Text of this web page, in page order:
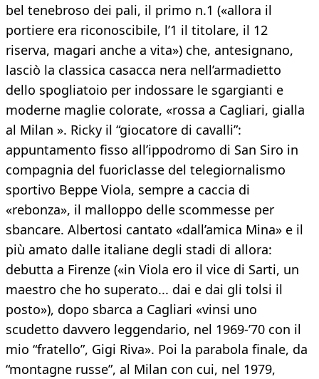
bel tenebroso dei pali, il primo n.1 («allora il
portiere era riconoscibile, l’1 il titolare, il 12
riserva, magari anche a vita») che, antesignano,
lasciò la classica casacca nera nell’armadietto
dello spogliatoio per indossare le sgargianti e
moderne maglie colorate, «rossa a Cagliari, gialla
al Milan ». Ricky il “giocatore di cavalli”:
appuntamento fisso all’ippodromo di San Siro in
compagnia del fuoriclasse del telegiornalismo
sportivo Beppe Viola, sempre a caccia di
«rebonza», il malloppo delle scommesse per
sbancare. Albertosi cantato «dall’amica Mina» e il
più amato dalle italiane degli stadi di allora:
debutta a Firenze («in Viola ero il vice di Sarti, un
maestro che ho superato... dai e dai gli tolsi il
posto»), dopo sbarca a Cagliari «vinsi uno
scudetto davvero leggendario, nel 1969-’70 con il
mio “fratello”, Gigi Riva». Poi la parabola finale, da
“montagne russe”, al Milan con cui, nel 1979,